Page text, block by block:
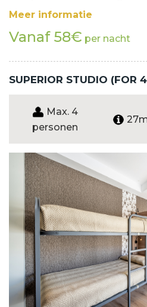
Meer informatie
Vanaf 58€ per nacht
SUPERIOR STUDIO (FOR
Max. 4
personen